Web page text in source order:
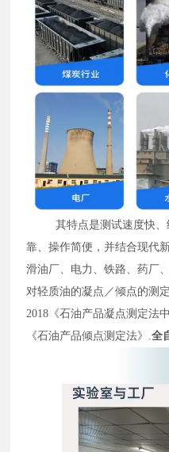
其特点是测试速度快
靠、操作简便，并结合现代
滑油厂、电力、铁路、药厂
对轻质油的凝点／倾点的测
2018 《石油产品凝点测定法
《石油产品倾点测定法》.全